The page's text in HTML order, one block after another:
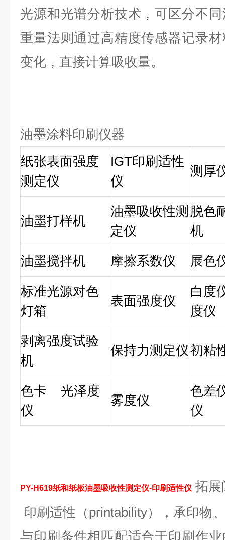
光源和光谱分析技术，可区分不
重量法则通过高精度传感器记录
变化，直接计算吸收量。
油墨涂料印刷仪器
纸张表面强度
测定仪
IGT印刷适性
仪
测厚
油墨打样机
油墨吸收性测
定仪
脱色
机
油墨搅拌机
摩擦系数仪
展色
标准光源对色
灯箱
表面强度仪
白
度仪
剥离强度试验
机
保持力测定仪初粘
色卡 光泽度
仪
雾度仪
色差
仪
PY-H619纸和纸板油墨吸收性测定仪-印刷适性仪 拓展
印刷适性（printability），承印物
与印刷条件相匹配适合于印刷作